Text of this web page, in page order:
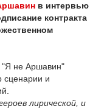
в интервью
контракта
"Я не Аршавин"
сценарии и
лирической, и